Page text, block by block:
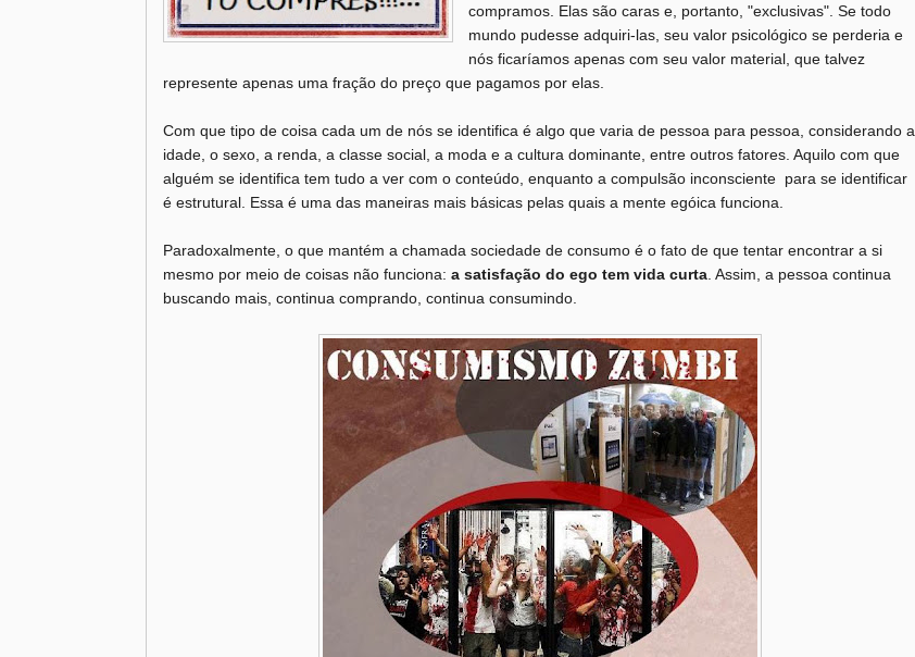
compramos. Elas são caras e, portanto, "exclusivas". Se todo
mundo pudesse adquiri-las, seu valor psicológico se perderia e
nós ficaríamos apenas com seu valor material, que talvez
represente apenas uma fração do preço que pagamos por elas.
Com que tipo de coisa cada um de nós se identifica é algo que varia de pessoa para pessoa, considerando a
idade, o sexo, a renda, a classe social, a moda e a cultura dominante, entre outros fatores. Aquilo com que
alguém se identifica tem tudo a ver com o conteúdo, enquanto a compulsão inconsciente para se identificar
é estrutural. Essa é uma das maneiras mais básicas pelas quais a mente egóica funciona.
Paradoxalmente, o que mantém a chamada sociedade de consumo é o fato de que tentar encontrar a si
mesmo por meio de coisas não funciona: a satisfação do ego tem vida curta . Assim, a pessoa continua
buscando mais, continua comprando, continua consumindo.